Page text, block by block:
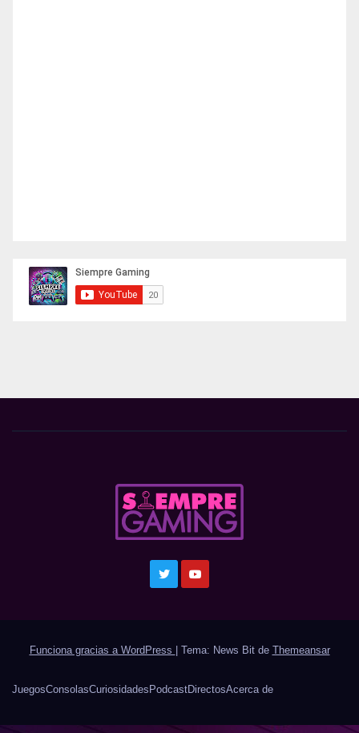
Funciona gracias a WordPress Tema: News Bit de Themeansar
JuegosConsolasCuriosidadesPodcastDirectosAcerca de